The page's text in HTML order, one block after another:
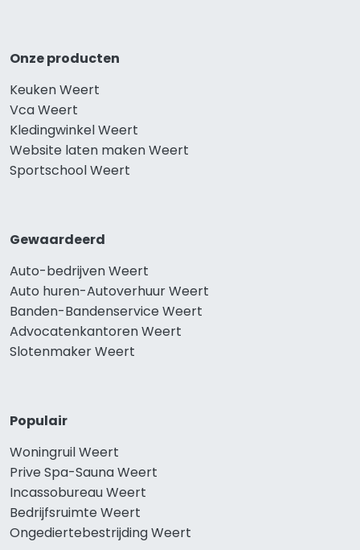
Onze producten
Keuken Weert
Vca Weert
Kledingwinkel Weert
Website laten maken Weert
Sportschool Weert
Gewaardeerd
Auto-bedrijven Weert
Auto huren-Autoverhuur Weert
Banden-Bandenservice Weert
Advocatenkantoren Weert
Slotenmaker Weert
Populair
Woningruil Weert
Prive Spa-Sauna Weert
Incassobureau Weert
Bedrijfsruimte Weert
Ongediertebestrijding Weert